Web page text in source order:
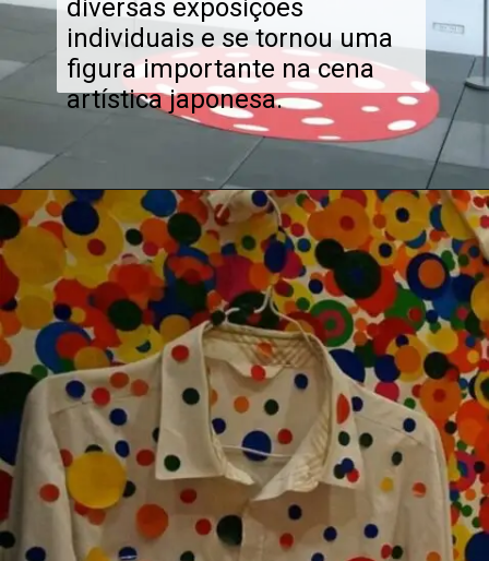
diversas exposições
individuais e se tornou uma
figura importante na cena
artística japonesa.